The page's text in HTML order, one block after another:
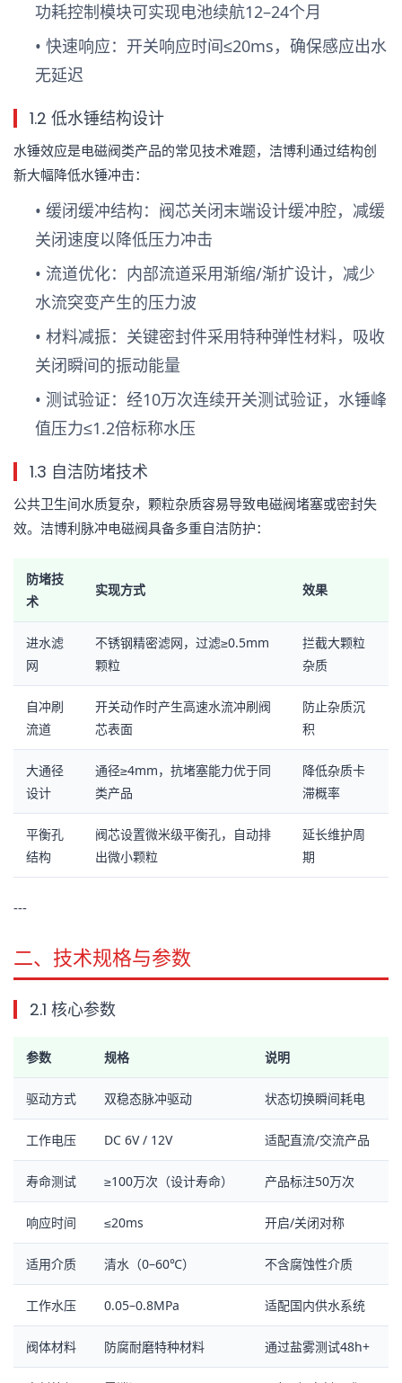
功耗控制模块可实现电池续航12–24个月
• 快速响应：开关响应时间≤20ms，确保感应出水
无延迟
1.2 低水锤结构设计
水锤效应是电磁阀类产品的常见技术难题，洁博利通过结构创
新大幅降低水锤冲击：
• 缓闭缓冲结构：阀芯关闭末端设计缓冲腔，减缓
关闭速度以降低压力冲击
• 流道优化：内部流道采用渐缩/渐扩设计，减少
水流突变产生的压力波
• 材料减振：关键密封件采用特种弹性材料，吸收
关闭瞬间的振动能量
• 测试验证：经10万次连续开关测试验证，水锤峰
值压力≤1.2倍标称水压
1.3 自洁防堵技术
公共卫生间水质复杂，颗粒杂质容易导致电磁阀堵塞或密封失
效。洁博利脉冲电磁阀具备多重自洁防护：
防堵技
术
实现方式 效果
进水滤
网
不锈钢精密滤网，过滤≥0.5mm
颗粒
拦截大颗粒
杂质
自冲刷
流道
开关动作时产生高速水流冲刷阀
芯表面
防止杂质沉
积
大通径
设计
通径≥4mm，抗堵塞能力优于同
类产品
降低杂质卡
滞概率
平衡孔
结构
阀芯设置微米级平衡孔，自动排
出微小颗粒
延长维护周
期
---
二、技术规格与参数
2.1 核心参数
参数 规格 说明
驱动方式 双稳态脉冲驱动 状态切换瞬间耗电
工作电压 DC 6V / 12V 适配直流/交流产品
寿命测试 ≥100万次（设计寿命） 产品标注50万次
响应时间 ≤20ms 开启/关闭对称
适用介质 清水（0–60℃） 不含腐蚀性介质
工作水压 0.05–0.8MPa 适配国内供水系统
阀体材料 防腐耐磨特种材料 通过盐雾测试48h+